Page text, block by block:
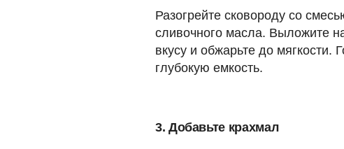
Разогрейте сковороду со
сливочного масла. Выложите
вкусу и обжарьте до мягкости.
глубокую емкость.
3. Добавьте крахмал